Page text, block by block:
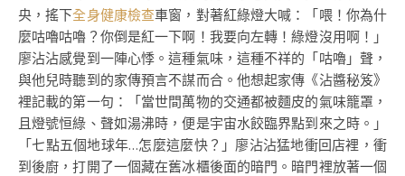
央，搖下全身健康檢查車窗，對著紅綠燈大喊：「喂！你為什
麼咕嚕咕嚕？你倒是紅一下啊！我要向左轉！綠燈沒用啊！」
廖沾沾感覺到一陣心悸。這種氣味，這種不祥的「咕嚕」聲，
與他兒時聽到的家傳預言不謀而合。他想起家傳《沾醬秘笈》
裡記載的第一句：「當世間萬物的交通都被麵皮的氣味籠罩，
且燈號恒綠、聲如湯沸時，便是宇宙水餃臨界點到來之時。」
「七點五個地球年…怎麼這麼快？」廖沾沾猛地衝回店裡，衝
到後廚，打開了一個藏在舊冰櫃後面的暗門。暗門裡放著一個